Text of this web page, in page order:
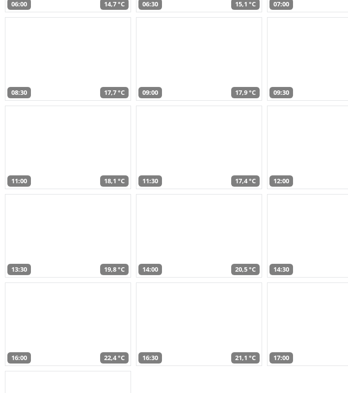
06:00 14,7 °C 06:30 15,1 °C 07:00
08:30 17,7 °C 09:00 17,9 °C 09:30
11:00 18,1 °C 11:30 17,4 °C 12:00
13:30 19,8 °C 14:00 20,5 °C 14:30
16:00 22,4 °C 16:30 21,1 °C 17:00